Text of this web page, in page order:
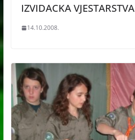
IZVIDACKA VJESTARSTVA
14.10.2008.